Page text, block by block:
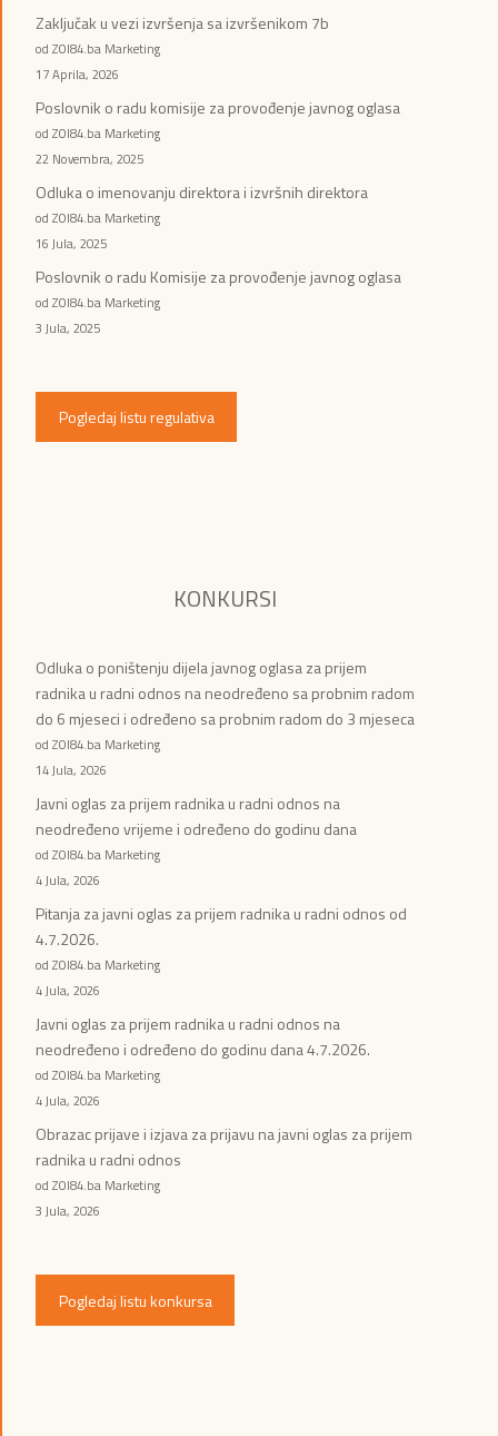
Zaključak u vezi izvršenja sa izvršenikom 7b
od ZOI84.ba Marketing
17 Aprila, 2026
Poslovnik o radu komisije za provođenje javnog oglasa
od ZOI84.ba Marketing
22 Novembra, 2025
Odluka o imenovanju direktora i izvršnih direktora
od ZOI84.ba Marketing
16 Jula, 2025
Poslovnik o radu Komisije za provođenje javnog oglasa
od ZOI84.ba Marketing
3 Jula, 2025
Pogledaj listu regulativa
KONKURSI
Odluka o poništenju dijela javnog oglasa za prijem
radnika u radni odnos na neodređeno sa probnim radom
do 6 mjeseci i određeno sa probnim radom do 3 mjeseca
od ZOI84.ba Marketing
14 Jula, 2026
Javni oglas za prijem radnika u radni odnos na
neodređeno vrijeme i određeno do godinu dana
od ZOI84.ba Marketing
4 Jula, 2026
Pitanja za javni oglas za prijem radnika u radni odnos od
4.7.2026.
od ZOI84.ba Marketing
4 Jula, 2026
Javni oglas za prijem radnika u radni odnos na
neodređeno i određeno do godinu dana 4.7.2026.
od ZOI84.ba Marketing
4 Jula, 2026
Obrazac prijave i izjava za prijavu na javni oglas za prijem
radnika u radni odnos
od ZOI84.ba Marketing
3 Jula, 2026
Pogledaj listu konkursa